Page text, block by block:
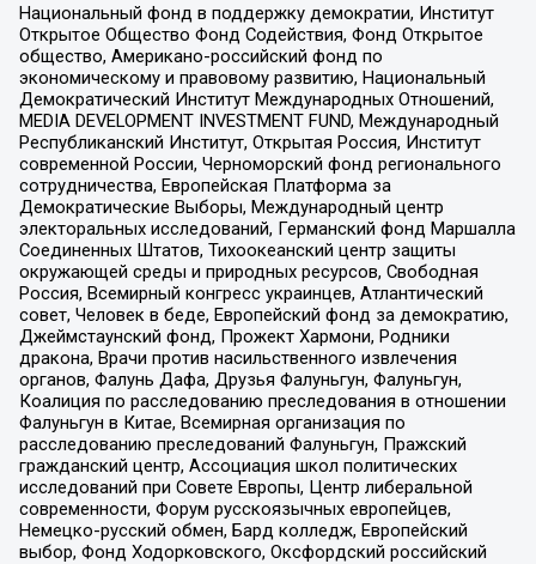
Национальный фонд в поддержку демократии, Институт
Открытое Общество Фонд Содействия, Фонд Открытое
общество, Американо-российский фонд по
экономическому и правовому развитию, Национальный
Демократический Институт Международных Отношений,
MEDIA DEVELOPMENT INVESTMENT FUND, Международный
Республиканский Институт, Открытая Россия, Институт
современной России, Черноморский фонд регионального
сотрудничества, Европейская Платформа за
Демократические Выборы, Международный центр
электоральных исследований, Германский фонд Маршалла
Соединенных Штатов, Тихоокеанский центр защиты
окружающей среды и природных ресурсов, Свободная
Россия, Всемирный конгресс украинцев, Атлантический
совет, Человек в беде, Европейский фонд за демократию,
Джеймстаунский фонд, Прожект Хармони, Родники
дракона, Врачи против насильственного извлечения
органов, Фалунь Дафа, Друзья Фалуньгун, Фалуньгун,
Коалиция по расследованию преследования в отношении
Фалуньгун в Китае, Всемирная организация по
расследованию преследований Фалуньгун, Пражский
гражданский центр, Ассоциация школ политических
исследований при Совете Европы, Центр либеральной
современности, Форум русскоязычных европейцев,
Немецко-русский обмен, Бард колледж, Европейский
выбор, Фонд Ходорковского, Оксфордский российский